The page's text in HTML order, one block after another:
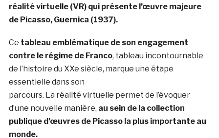
réalité virtuelle (VR) qui présente l’œuvre majeure
de Picasso, Guernica (1937).
Ce tableau emblématique de son engagement
contre le régime de Franco, tableau incontournable
de l’histoire du XXe siècle, marque une étape
essentielle dans son
parcours. La réalité virtuelle permet de l’évoquer
d’une nouvelle manière, au sein de la collection
publique d’œuvres de Picasso la plus importante au
monde.